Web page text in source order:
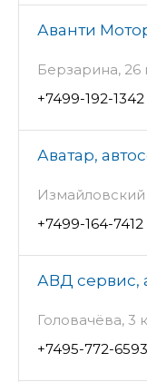
Аванти
Берзарина, 26
+7499-192-1342
Аватар,
Измайловский
+7499-164-7412
АВД сервис,
Головачёва, 3
+7495-772-6593